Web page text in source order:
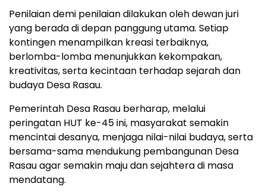
Penilaian demi penilaian dilakukan oleh dewan juri
yang berada di depan panggung utama. Setiap
kontingen menampilkan kreasi terbaiknya,
berlomba-lomba menunjukkan kekompakan,
kreativitas, serta kecintaan terhadap sejarah dan
budaya Desa Rasau.
Pemerintah Desa Rasau berharap, melalui
peringatan HUT ke-45 ini, masyarakat semakin
mencintai desanya, menjaga nilai-nilai budaya, serta
bersama-sama mendukung pembangunan Desa
Rasau agar semakin maju dan sejahtera di masa
mendatang.